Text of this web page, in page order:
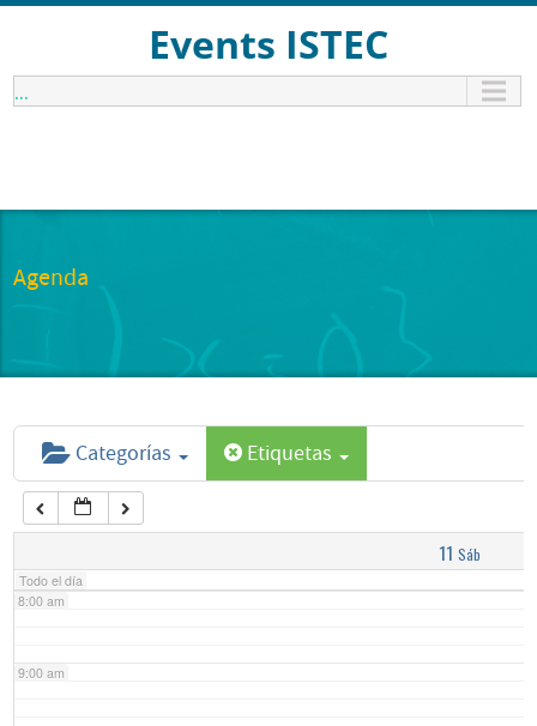
Events ISTEC
...
Agenda
Categorías Etiquetas
11 Sáb
Todo el día
1:00 am
6:00 am
7:00 am
8:00 am
9:00 am